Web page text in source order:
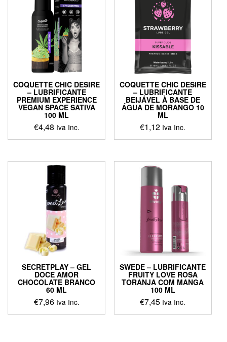
COQUETTE CHIC DESIRE
– LUBRIFICANTE
PREMIUM EXPERIENCE
VEGAN SPACE SATIVA
100 ML
€4,48 Iva Inc.
COQUETTE CHIC DESIRE
– LUBRIFICANTE
BEIJÁVEL À BASE DE
ÁGUA DE MORANGO 10
ML
€1,12 Iva Inc.
SECRETPLAY – GEL
DOCE AMOR
CHOCOLATE BRANCO
60 ML
€7,96 Iva Inc.
SWEDE – LUBRIFICANTE
FRUITY LOVE ROSA
TORANJA COM MANGA
100 ML
€7,45 Iva Inc.